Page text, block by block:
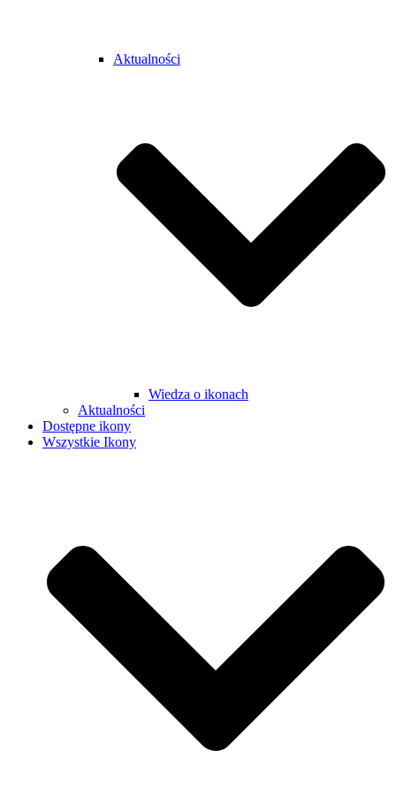
Aktualności
Wiedza o ikonach
Aktualności
Dostępne ikony
Wszystkie Ikony